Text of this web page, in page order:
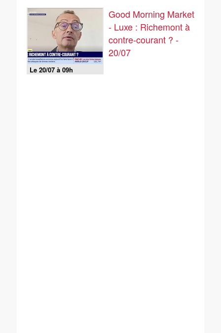
Le 20/07 à 09h
Good Morning Market
- Luxe : Richemont à
contre-courant ? -
20/07